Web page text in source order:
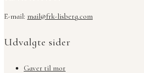
E-mail: mail@frk-lisberg.com
Udvalgte sider
Gaver til mor